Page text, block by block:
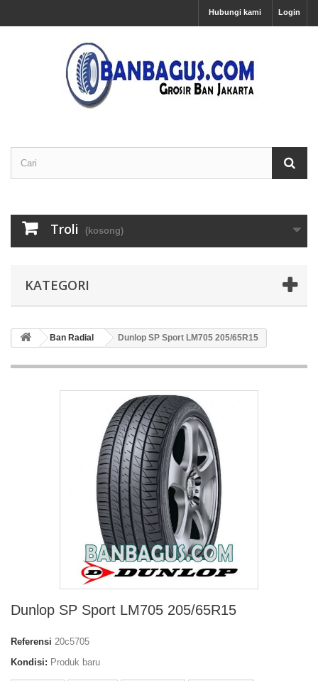
Login
Hubungi kami
Troli (kosong)
KATEGORI
Ban Radial Dunlop SP Sport LM705 205/65R15
Dunlop SP Sport LM705 205/65R15
Referensi 20c5705
Kondisi: Produk baru